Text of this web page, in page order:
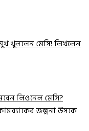
খুললেন মেসি! লিখলেন
লিওনেল মেসি?
জল্পনা উসকে